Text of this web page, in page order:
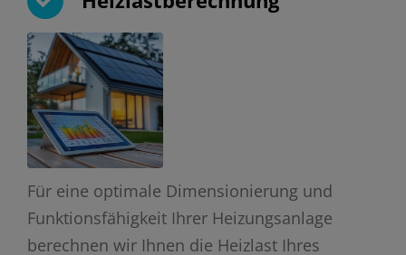
Für eine optimale Dimensionierung und
Funktionsfähigkeit Ihrer Heizungsanlage
berechnen wir Ihnen die Heizlast Ihres